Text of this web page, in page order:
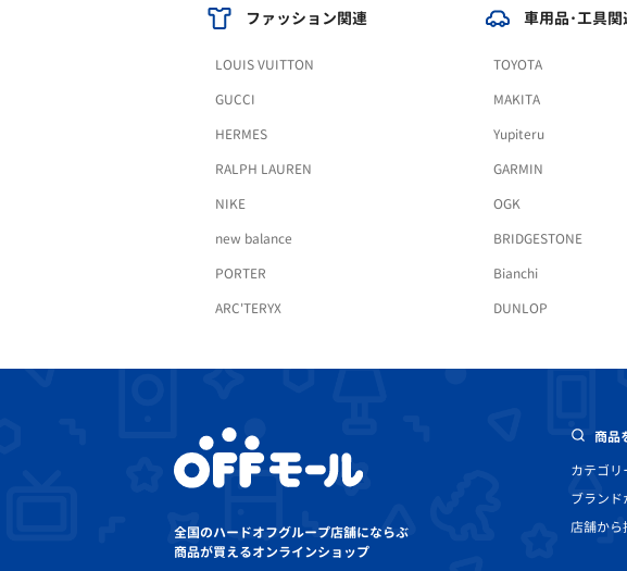
ファッション関連
LOUIS VUITTON
GUCCI
HERMES
RALPH LAUREN
NIKE
new balance
PORTER
ARC'TERYX
車用品･工具関
TOYOTA
MAKITA
Yupiteru
GARMIN
OGK
BRIDGESTONE
Bianchi
DUNLOP
全国のハードオフグループ店舗にならぶ
商品が買えるオンラインショップ
商品
カテゴリ
ブランド
店舗から